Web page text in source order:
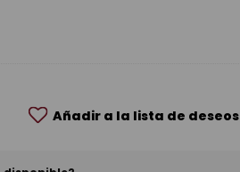
Añadir a la lista de deseos